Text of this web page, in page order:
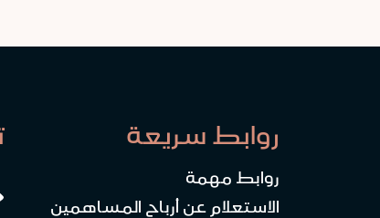
روابط سريعة
روابط مهمة
الاستعلام عن أرباح المساهمين